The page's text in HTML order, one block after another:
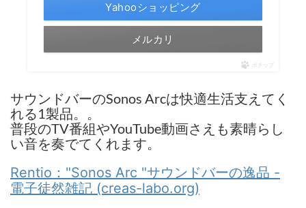
Yahooショッピング
メルカリ
ポチップ
サウンドバーのSonos Arcは快適生活支えてく
れる1製品。。
普段のTV番組やYouTube動画さえも素晴らし
い音を奏でてくれます。
Rentio："Sonos Arc "サウンドバーの逸品 -
電子徒然雑記 (creas-labo.org)